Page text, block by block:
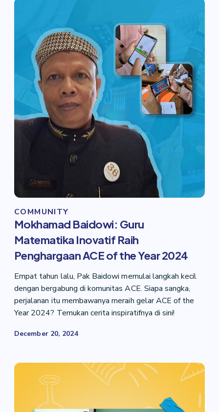
COMMUNITY
Mokhamad Baidowi: Guru
Matematika Inovatif Raih
Penghargaan ACE of the Year 2024
Empat tahun lalu, Pak Baidowi memulai langkah kecil
dengan bergabung di komunitas ACE. Siapa sangka,
perjalanan itu membawanya meraih gelar ACE of the
Year 2024? Temukan cerita inspiratifnya di sini!
December 20, 2024